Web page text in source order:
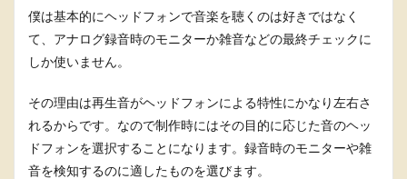
僕は基本的にヘッドフォンで音楽を聴くのは好きではなく
て、アナログ録音時のモニターか雑音などの最終チェックに
しか使いません。
その理由は再生音がヘッドフォンによる特性にかなり左右さ
れるからです。なので制作時にはその目的に応じた音のヘッ
ドフォンを選択することになります。録音時のモニターや雑
音を検知するのに適したものを選びます。